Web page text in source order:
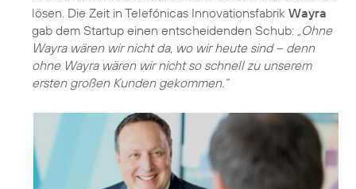
lösen. Die Zeit in Telefónicas Innovationsfabrik Wayra
gab dem Startup einen entscheidenden Schub: „Ohne
Wayra wären wir nicht da, wo wir heute sind – denn
ohne Wayra wären wir nicht so schnell zu unserem
ersten großen Kunden gekommen.“